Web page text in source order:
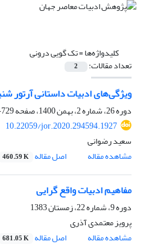
کلیدواژه‌ها =تک گویی درونی
تعداد مقالات: 2
ویژگی‌های ادبیات داستانی آرتور
دوره 26، شماره 2، بهمن 1400، صفحه
729-746
10.22059/jor.2020.294594.1927
سعید رضوانی
مشاهده مقاله
اصل مقاله 460.59 K
مفاهیم ادبیات واقع گرایی
دوره 9، شماره 22، زمستان 1383
پرویز معتمدى آذرى
مشاهده مقاله
اصل مقاله 681.05 K